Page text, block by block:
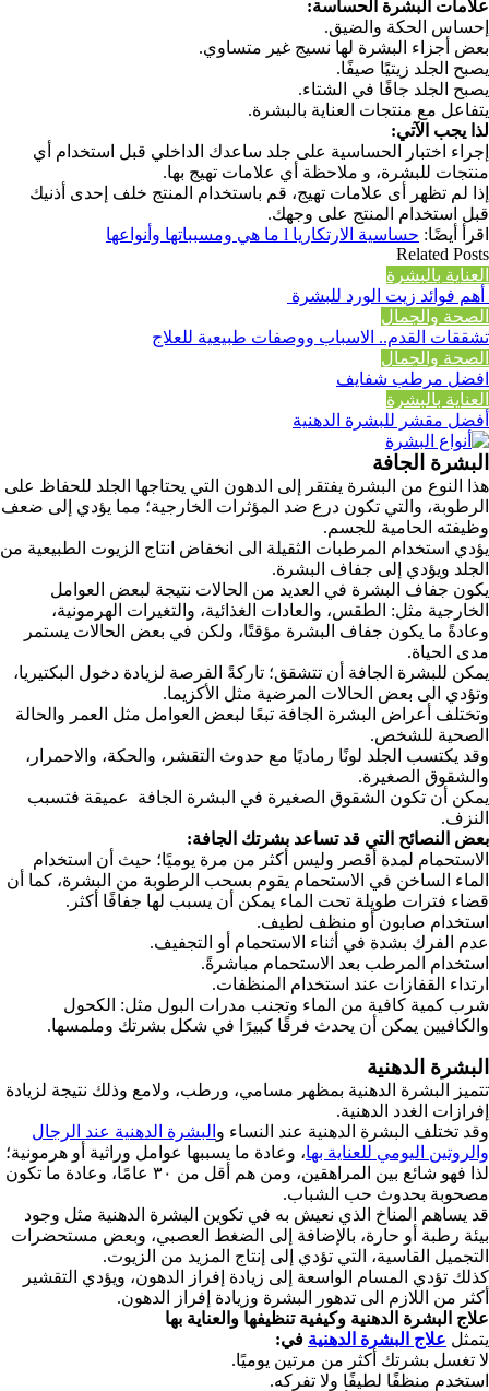
علامات البشرة الحساسة:
إحساس الحكة والضيق.
بعض أجزاء البشرة لها نسيج غير متساوي.
يصبح الجلد زيتيًا صيفًا.
يصبح الجلد جافًا في الشتاء.
يتفاعل مع منتجات العناية بالبشرة.
لذا يجب الآتي:
إجراء اختبار الحساسية على جلد ساعدك الداخلي قبل استخدام أي
منتجات للبشرة، و ملاحظة أي علامات تهيج بها.
إذا لم تظهر أى علامات تهيج، قم باستخدام المنتج خلف إحدى أذنيك
قبل استخدام المنتج على وجهك.
اقرأ أيضًا: حساسية الارتكاريا l ما هي ومسبباتها وأنواعها
Related Posts
العناية بالبشرة
أهم فوائد زيت الورد للبشرة
الصحة والجمال
تشققات القدم.. الاسباب ووصفات طبيعية للعلاج
الصحة والجمال
افضل مرطب شفايف
العناية بالبشرة
أفضل مقشر للبشرة الدهنية
البشرة الجافة
هذا النوع من البشرة يفتقر إلى الدهون التي يحتاجها الجلد للحفاظ على
الرطوبة، والتي تكون درع ضد المؤثرات الخارجية؛ مما يؤدي إلى ضعف
وظيفته الحامية للجسم.
يؤدي استخدام المرطبات الثقيلة الى انخفاض انتاج الزيوت الطبيعية من
الجلد ويؤدي إلى جفاف البشرة.
يكون جفاف البشرة في العديد من الحالات نتيجة لبعض العوامل
الخارجية مثل: الطقس، والعادات الغذائية، والتغيرات الهرمونية،
وعادةً ما يكون جفاف البشرة مؤقتًا، ولكن في بعض الحالات يستمر
مدى الحياة.
يمكن للبشرة الجافة أن تتشقق؛ تاركةً الفرصة لزيادة دخول البكتيريا،
وتؤدي الى بعض الحالات المرضية مثل الأكزيما.
وتختلف أعراض البشرة الجافة تبعًا لبعض العوامل مثل العمر والحالة
الصحية للشخص.
وقد يكتسب الجلد لونًا رماديًا مع حدوث التقشر، والحكة، والاحمرار،
والشقوق الصغيرة.
يمكن أن تكون الشقوق الصغيرة في البشرة الجافة عميقة فتسبب
النزف.
بعض النصائح التي قد تساعد بشرتك الجافة:
الاستحمام لمدة أقصر وليس أكثر من مرة يوميًا؛ حيث أن استخدام
الماء الساخن في الاستحمام يقوم بسحب الرطوبة من البشرة، كما أن
قضاء فترات طويلة تحت الماء يمكن أن يسبب لها جفافًا أكثر.
استخدام صابون أو منظف لطيف.
عدم الفرك بشدة في أثناء الاستحمام أو التجفيف.
استخدام المرطب بعد الاستحمام مباشرةً.
ارتداء القفازات عند استخدام المنظفات.
شرب كمية كافية من الماء وتجنب مدرات البول مثل: الكحول
والكافيين يمكن أن يحدث فرقًا كبيرًا في شكل بشرتك وملمسها.
البشرة الدهنية
تتميز البشرة الدهنية بمظهر مسامي، ورطب، ولامع وذلك نتيجة لزيادة
إفرازات الغدد الدهنية.
وقد تختلف البشرة الدهنية عند النساء و البشرة الدهنية عند الرجال
والروتين اليومي للعناية بها، وعادة ما يسببها عوامل وراثية أو هرمونية؛
لذا فهو شائع بين المراهقين، ومن هم أقل من ٣٠ عامًا، وعادة ما تكون
مصحوبة بحدوث حب الشباب.
قد يساهم المناخ الذي نعيش به في تكوين البشرة الدهنية مثل وجود
بيئة رطبة أو حارة، بالإضافة إلى الضغط العصبي، وبعض مستحضرات
التجميل القاسية، التي تؤدي إلى إنتاج المزيد من الزيوت.
كذلك تؤدي المسام الواسعة إلى زيادة إفراز الدهون، ويؤدي التقشير
أكثر من اللازم الى تدهور البشرة وزيادة إفراز الدهون.
علاج البشرة الدهنية وكيفية تنظيفها والعناية بها
يتمثل علاج البشرة الدهنية في:
لا تغسل بشرتك أكثر من مرتين يوميًا.
استخدم منظفًا لطيفًا ولا تفركه.